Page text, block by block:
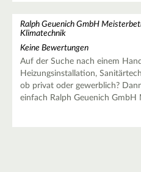
Ralph Geuenich GmbH
Klimatechnik
Keine Bewertungen
Auf der Suche nach einem
Heizungsinstallation,
ob privat oder gewerblich?
einfach Ralph Geuenich GmbH